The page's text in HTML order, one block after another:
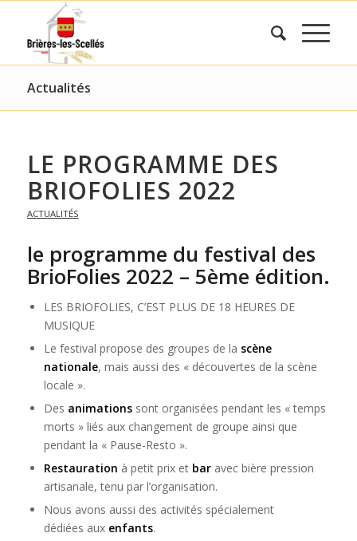
Actualités
LE PROGRAMME DES
BRIOFOLIES 2022
ACTUALITÉS
le programme du festival des
BrioFolies 2022 – 5ème édition.
LES BRIOFOLIES, C’EST PLUS DE 18 HEURES DE
MUSIQUE
Le festival propose des groupes de la scène
nationale, mais aussi des « découvertes de la scène
locale ».
Des animationssont organisées pendant les « temps
morts » liés aux changement de groupe ainsi que
pendant la « Pause-Resto ».
Restauration à petit prix et baravec bière pression
artisanale, tenu par l’organisation.
Nous avons aussi des activités spécialement
dédiées aux enfants.